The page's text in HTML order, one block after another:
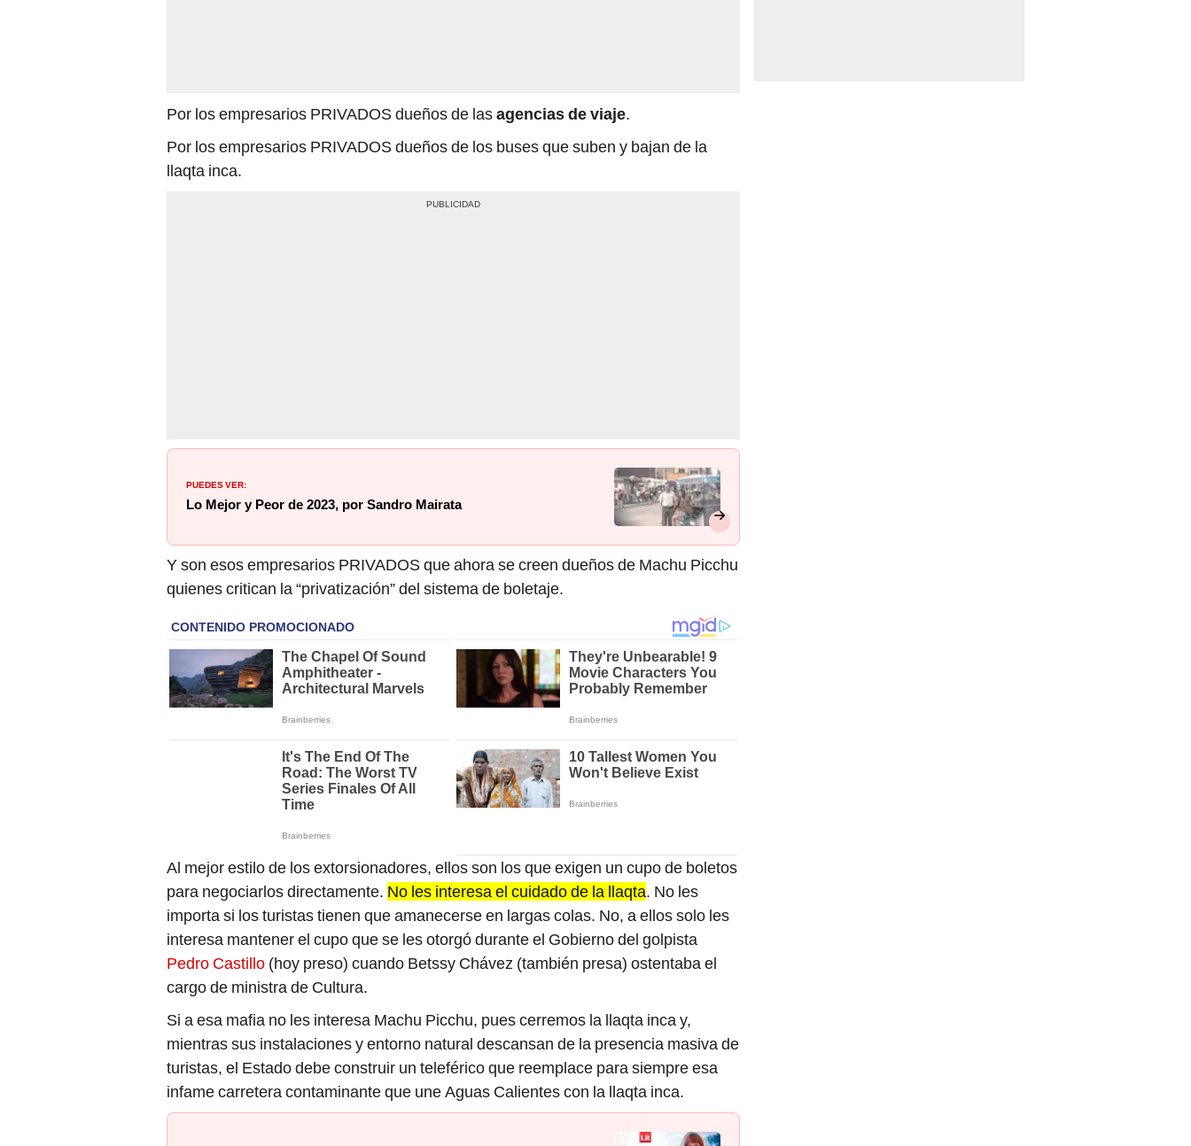
Por los empresarios PRIVADOS dueños de lasagencias de viaje.
Por los empresarios PRIVADOS dueños de los buses que suben y bajan de la
llaqta inca.
PUEDES VER:
Lo Mejor y Peor de 2023, por Sandro Mairata
Y son esos empresarios PRIVADOS que ahora se creen dueños de Machu Picchu
quienes critican la “privatización” del sistema de boletaje.
Al mejor estilo de los extorsionadores, ellos son los que exigen un cupo de boletos
para negociarlos directamente. No les interesa el cuidado de la llaqta. No les
importa si los turistas tienen que amanecerse en largas colas. No, a ellos solo les
interesa mantener el cupo que se les otorgó durante el Gobierno del golpista
Pedro Castillo (hoy preso) cuando Betssy Chávez (también presa) ostentaba el
cargo de ministra de Cultura.
Si a esa mafia no les interesa Machu Picchu, pues cerremos la llaqta inca y,
mientras sus instalaciones y entorno natural descansan de la presencia masiva de
turistas, el Estado debe construir un teleférico que reemplace para siempre esa
infame carretera contaminante que une Aguas Calientes con la llaqta inca.